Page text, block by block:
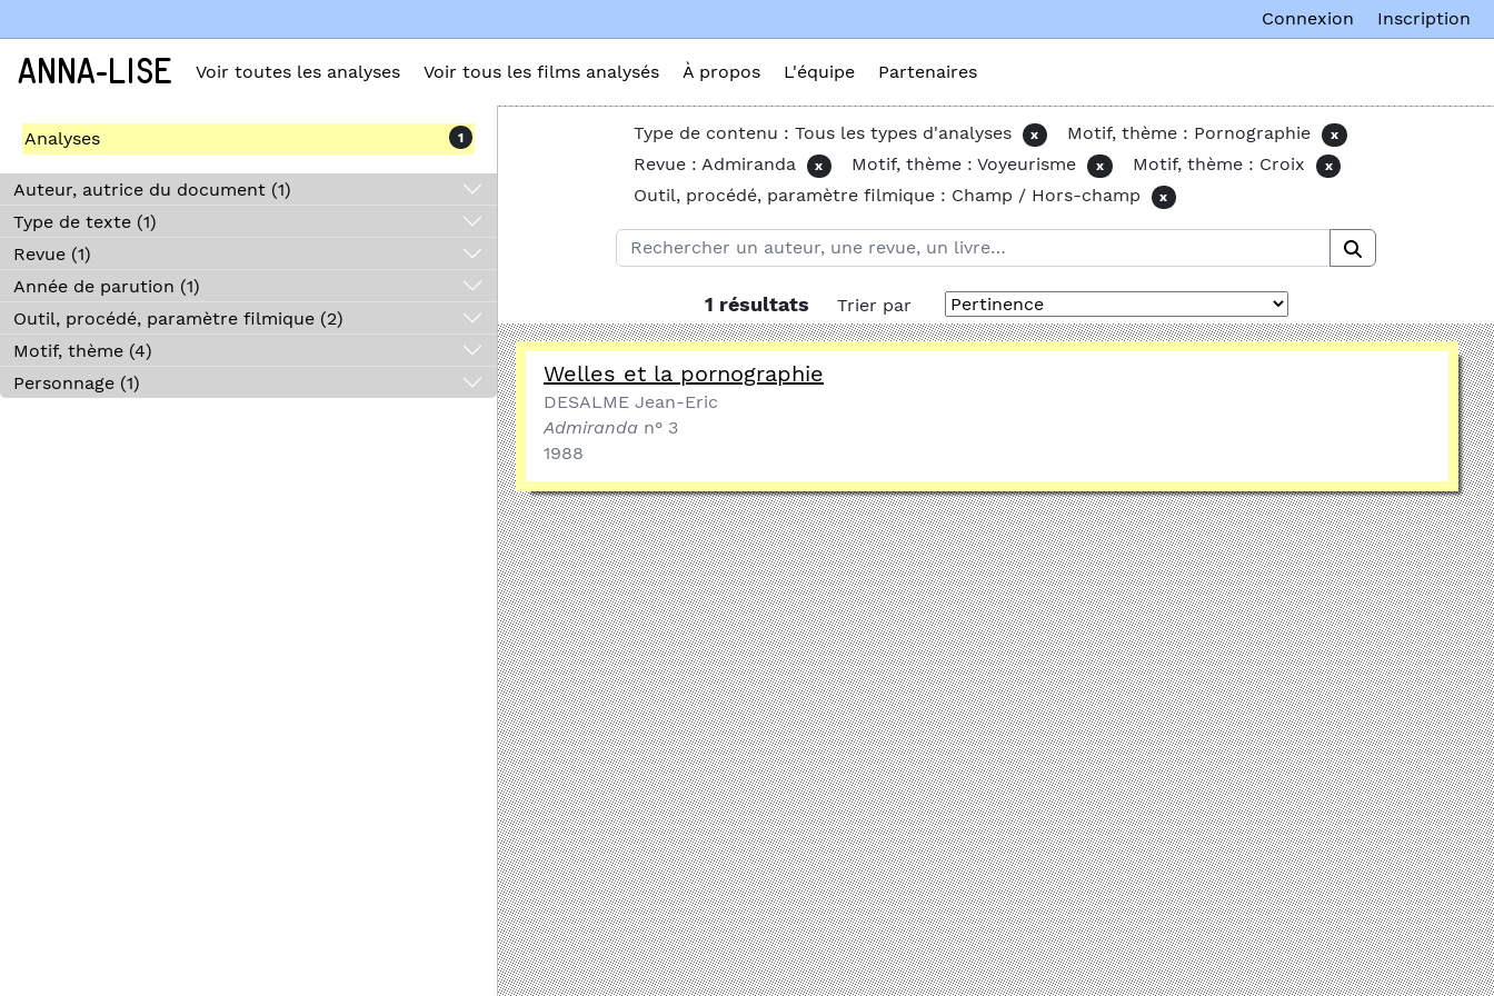
ANNA-LISE Voir toutes les analyses Voir tous les films analysés À propos L'équipe Partenaires
Connexion Inscription
Analyses 1
Auteur, autrice du document (1)
Type de texte (1)
Revue (1)
Année de parution (1)
Outil, procédé, paramètre filmique (2)
Motif, thème (4)
Personnage (1)
Type de contenu : Tous les types d'analyses x Motif, thème : Pornographie x
Revue : Admiranda x Motif, thème : Voyeurisme x Motif, thème : Croix x
Outil, procédé, paramètre filmique : Champ / Hors-champ x
1 résultats Trier par
Welles et la pornographie
DESALME Jean-Eric
Admiranda n° 3
1988